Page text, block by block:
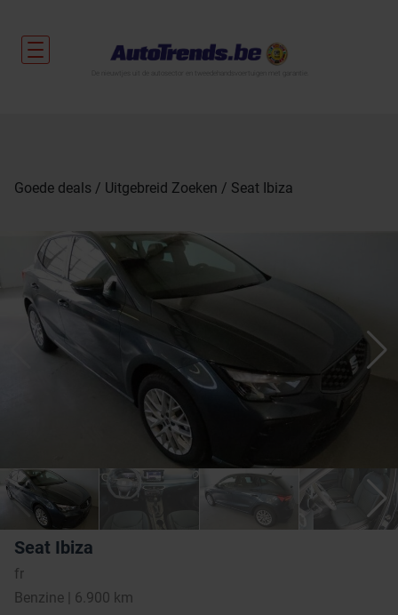
Goede deals Uitgebreid Zoeken Seat Ibiza
Seat Ibiza
fr
Benzine | 6.900 km